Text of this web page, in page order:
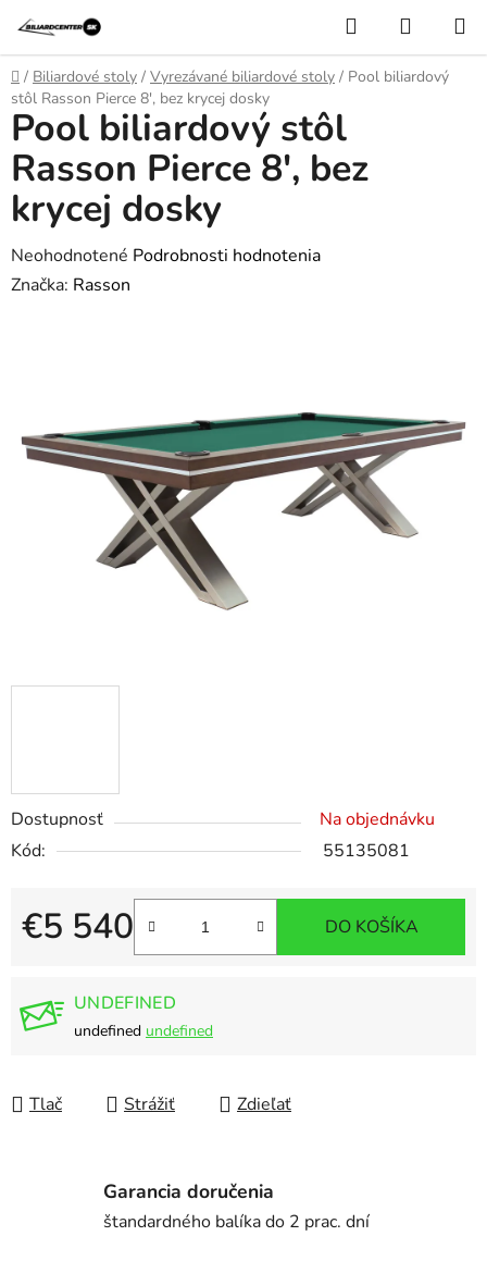
obsah
Hľadať
KOŠÍK
Domov
/ Biliardové stoly / Vyrezávané biliardové stoly / Pool biliardový
stôl Rasson Pierce 8', bez krycej dosky
Dostupnosť
Na objednávku
Kód:
55135081
€5 540
Jednotková cena:
DO KOŠÍKA
UNDEFINED
undefined undefined
Tlač Strážiť Zdieľať
Pool biliardový stôl
Rasson Pierce 8', bez
krycej dosky
Priemerné
hodnotenie
hviezdičiek.
Neohodnotené Podrobnosti hodnotenia
Značka: Rasson
Garancia doručenia
štandardného balíka do 2 prac. dní